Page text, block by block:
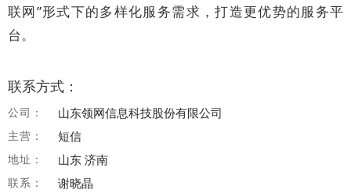
联网”形式下的多样化服务需求，打造更优势的服务平
台。
联系方式：
公司： 山东领网信息科技股份有限公司
主营： 短信
地址： 山东 济南
联系： 谢晓晶